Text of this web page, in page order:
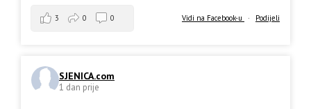
Vidi na Facebook-u · Podijeli
3 0 0
SJENICA.com
1 dan prije